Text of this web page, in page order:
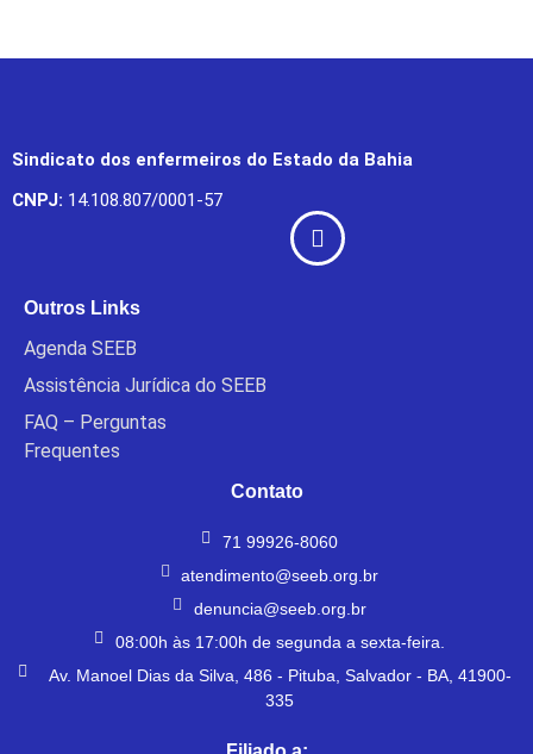
Sindicato dos enfermeiros do Estado da Bahia
CNPJ: 14.108.807/0001-57
Outros Links
Agenda SEEB
Assistência Jurídica do SEEB
FAQ – Perguntas
Frequentes
Contato
71 99926-8060
atendimento@seeb.org.br
denuncia@seeb.org.br
08:00h às 17:00h de segunda a sexta-feira.
Av. Manoel Dias da Silva, 486 - Pituba, Salvador - BA, 41900-
335